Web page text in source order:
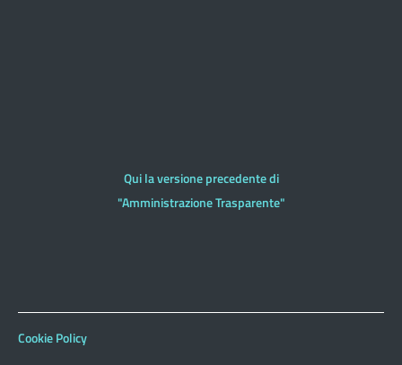
Qui la versione precedente di
"Amministrazione Trasparente"
Cookie Policy